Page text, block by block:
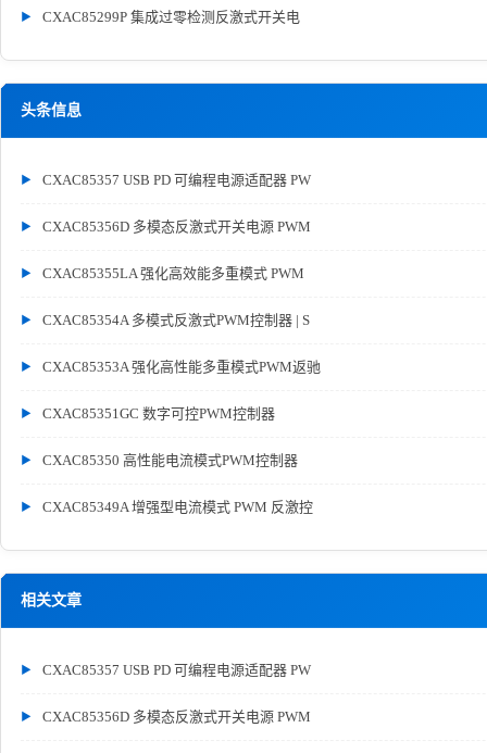
CXAC85299P 集成过零检测反激式开关电
头条信息
CXAC85357 USB PD 可编程电源适配器 PW
CXAC85356D 多模态反激式开关电源 PWM
CXAC85355LA 强化高效能多重模式 PWM
CXAC85354A 多模式反激式PWM控制器 | S
CXAC85353A 强化高性能多重模式PWM返驰
CXAC85351GC 数字可控PWM控制器
CXAC85350 高性能电流模式PWM控制器
CXAC85349A 增强型电流模式 PWM 反激控
相关文章
CXAC85357 USB PD 可编程电源适配器 PW
CXAC85356D 多模态反激式开关电源 PWM